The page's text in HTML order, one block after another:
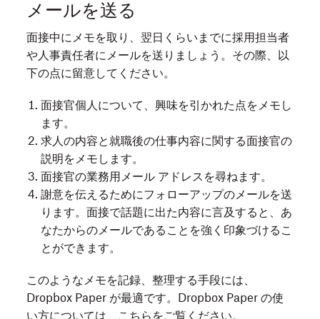
メールを送る
面接中にメモを取り、翌日くらいまでに採用担当者
や人事責任者にメールを送りましょう。その際、以
下の点に留意してください。
面接官個人について、興味を引かれた点をメモし
ます。
求人の内容と就職後の仕事内容に関する面接官の
説明をメモします。
面接官の業務用メール アドレスを尋ねます。
謝意を伝えるためにフォローアップのメールを送
ります。面接で話題に出た内容に言及すると、あ
なたからのメールであることを強く印象づけるこ
とができます。
このようなメモを記録、整理する手段には、
Dropbox Paper が最適です。Dropbox Paper の使
い方については、 こちら をご覧ください。